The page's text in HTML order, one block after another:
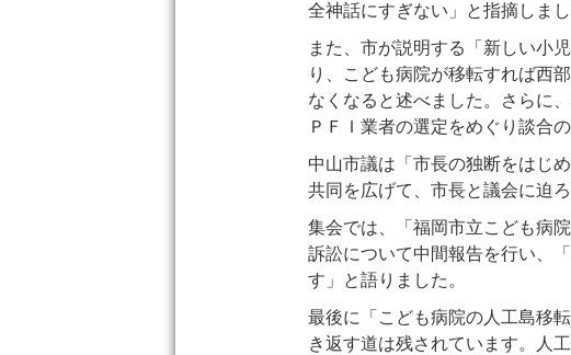
全神話にすぎない」と指摘しまし
また、市が説明する「新しい小
り、こども病院が移転すれば西
なくなると述べました。さらに
ＰＦＩ業者の選定をめぐり談合
中山市議は「市長の独断をはじ
共同を広げて、市長と議会に迫
集会では、「福岡市立こども病
訴訟について中間報告を行い、
す」と語りました。
最後に「こども病院の人工島移
き返す道は残されています。人